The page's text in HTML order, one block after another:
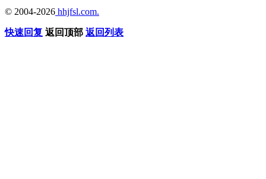
© 2004-2026 hhjfsl.com.
快速回复 返回顶部 返回列表